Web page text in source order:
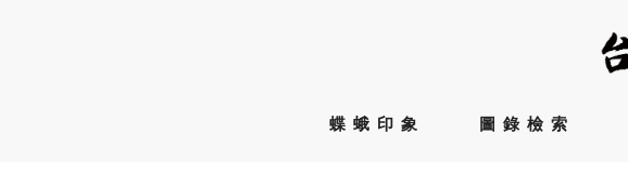
蝶蛾印象 圖錄檢索